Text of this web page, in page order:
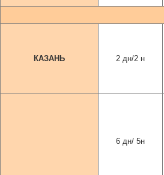
КАЗАНЬ 2 дн/2 н
6 дн/ 5н